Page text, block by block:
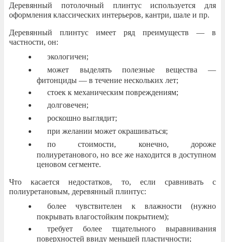
Деревянный потолочный плинтус используется для
оформления классических интерьеров, кантри, шале и пр.
Деревянный плинтус имеет ряд преимуществ — в
частности, он:
экологичен;
может выделять полезные вещества —
фитонциды — в течение нескольких лет;
стоек к механическим повреждениям;
долговечен;
роскошно выглядит;
при желании может окрашиваться;
по стоимости, конечно, дороже
полиуретанового, но все же находится в доступном
ценовом сегменте.
Что касается недостатков, то, если сравнивать с
полиуретановым, деревянный плинтус:
более чувствителен к влажности (нужно
покрывать влагостойким покрытием);
требует более тщательного выравнивания
поверхностей ввиду меньшей пластичности;